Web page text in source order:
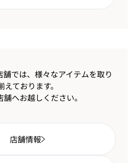
舗では、様々なアイテムを取り
えております。
舗へお越しください。
店舗情報